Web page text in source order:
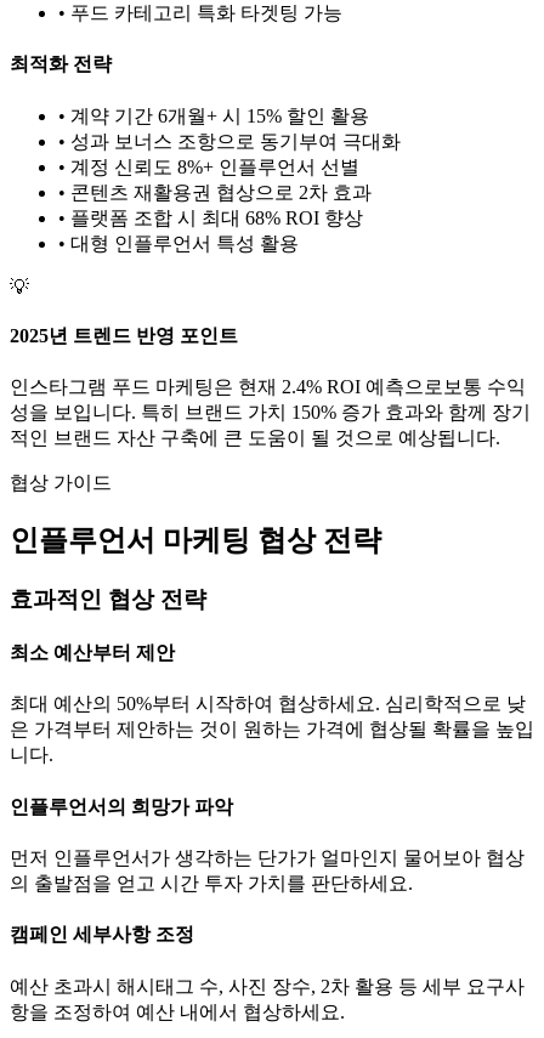
• 푸드 카테고리 특화 타겟팅 가능
최적화 전략
• 계약 기간 6개월+ 시 15% 할인 활용
• 성과 보너스 조항으로 동기부여 극대화
• 계정 신뢰도 8%+ 인플루언서 선별
• 콘텐츠 재활용권 협상으로 2차 효과
• 플랫폼 조합 시 최대 68% ROI 향상
• 대형 인플루언서 특성 활용
💡
2025년 트렌드 반영 포인트
인스타그램 푸드 마케팅은 현재 2.4% ROI 예측으로 보통 수익
성을 보입니다. 특히 브랜드 가치
150% 증가 효과와 함께 장기
적인 브랜드 자산 구축에 큰 도움이 될 것으로 예상됩니다.
협상 가이드
인플루언서 마케팅 협상 전략
효과적인 협상 전략
최소 예산부터 제안
최대 예산의 50%부터 시작하여 협상하세요. 심리학적으로 낮
은 가격부터 제안하는 것이 원하는 가격에 협상될 확률을 높입
니다.
인플루언서의 희망가 파악
먼저 인플루언서가 생각하는 단가가 얼마인지 물어보아 협상
의 출발점을 얻고 시간 투자 가치를 판단하세요.
캠페인 세부사항 조정
예산 초과시 해시태그 수, 사진 장수, 2차 활용 등 세부 요구사
항을 조정하여 예산 내에서 협상하세요.